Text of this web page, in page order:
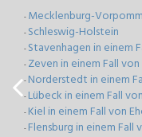
- Mecklenburg-
- Schleswig-Holstein
- Stavenhagen in einem
- Zeven in einem Fall von
- Norderstedt in einem
- Lübeck in einem Fall
- Kiel in einem Fall von
- Flensburg in einem